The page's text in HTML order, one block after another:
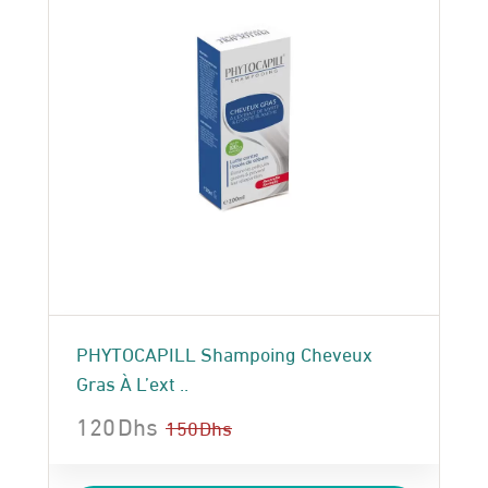
PHYTOCAPILL Shampoing Cheveux
Gras À L’ext ..
150Dhs
120Dhs